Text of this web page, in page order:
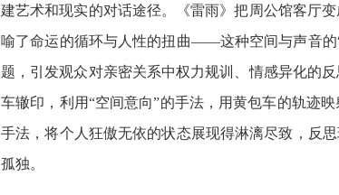
建艺术和现实的对话途径。《雷雨》把周公馆客厅
喻了命运的循环与人性的扭曲——这种空间与声音的
题，引发观众对亲密关系中权力规训、情感异化的
车辙印，利用“空间意向”的手法，用黄包车的轨迹
手法，将个人狂傲无依的状态展现得淋漓尽致，反
孤独。